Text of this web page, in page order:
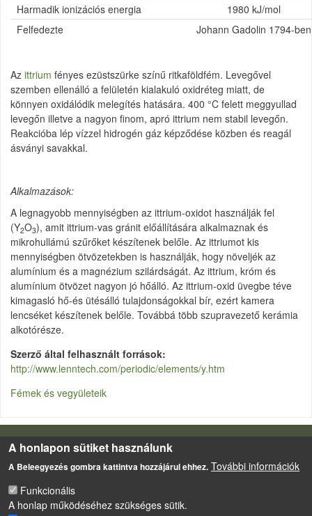
Harmadik ionizációs energia
1980 kJ/mol
Felfedezte
Johann Gadolin 1794-ben
Az ittrium fényes ezüstszürke színű ritkaföldfém. Levegővel
szemben ellenálló a felületén kialakuló oxidréteg miatt, de
könnyen oxidálódik melegítés hatására. 400 °C felett meggyullad
levegőn illetve a nagyon finom, apró ittrium nem stabil levegőn.
Reakcióba lép vízzel hidrogén gáz képződése közben és reagál
ásványi savakkal.
Alkalmazások:
A legnagyobb mennyiségben az ittrium-oxidot használják fel
(Y2O3), amit ittrium-vas gránit előállítására alkalmaznak és
mikrohullámú szűrőket készítenek belőle. Az ittriumot kis
mennyiségben ötvözetekben is használják, hogy növeljék az
alumínium és a magnézium szilárdságát. Az ittrium, króm és
alumínium ötvözet nagyon jó hőálló. Az ittrium-oxid üvegbe téve
kimagasló hő-és ütésálló tulajdonságokkal bír, ezért kamera
lencséket készítenek belőle. Továbbá több szupravezető kerámia
alkotórésze.
Szerző által felhasznált források
http://www.lenntech.com/periodic/elements/y.htm
Fémek és vegyületeik
LÁBLÉC
Impresszum
Sütikezelési szabályzat
Drupalalapú webhely
A honlapon sütiket használunk
A Beleegyezés gombra kattintva hozzájárul ehhez. További információk
Funkcionális
A honlap működéséhez szükséges sütik.